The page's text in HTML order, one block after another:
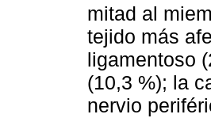
mitad al
tejido más
ligamentoso
(10,3 %); la
nervio